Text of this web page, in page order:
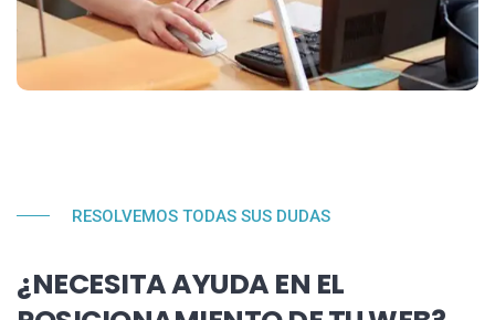
RESOLVEMOS TODAS SUS DUDAS
¿NECESITA AYUDA EN EL